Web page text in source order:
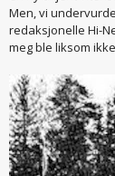
Men, vi
redaksjonelle Hi-
meg ble liksom